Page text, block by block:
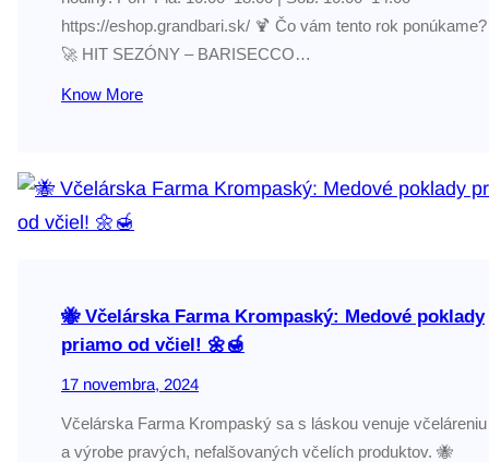
https://eshop.grandbari.sk/ 🍹 Čo vám tento rok ponúkame?
🚀 HIT SEZÓNY – BARISECCO…
Know More
🐝 Včelárska Farma Krompaský: Medové poklady
priamo od včiel! 🌼🍯
17 novembra, 2024
Včelárska Farma Krompaský sa s láskou venuje včeláreniu
a výrobe pravých, nefalšovaných včelích produktov. 🐝